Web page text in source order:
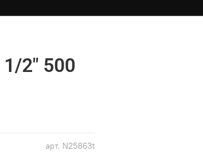
арт. N25863t
2" 500